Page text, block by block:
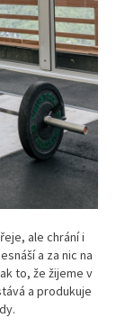
ale chrání i
a za nic na
to, že žijeme v
a produkuje